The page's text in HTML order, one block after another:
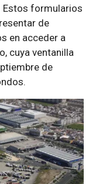
Estos formularios
de
en acceder a
cuya ventanilla
de